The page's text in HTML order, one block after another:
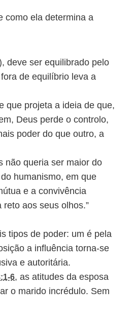
como ela determina a
deve ser equilibrado pelo
de equilíbrio leva a
que projeta a ideia de que,
Deus perde o controlo,
poder do que outro, a
não queria ser maior do
humanismo, em que
e a convivência
aos seus olhos.”
tipos de poder: um é pela
a influência torna-se
e autoritária.
6, as atitudes da esposa
o marido incrédulo. Sem